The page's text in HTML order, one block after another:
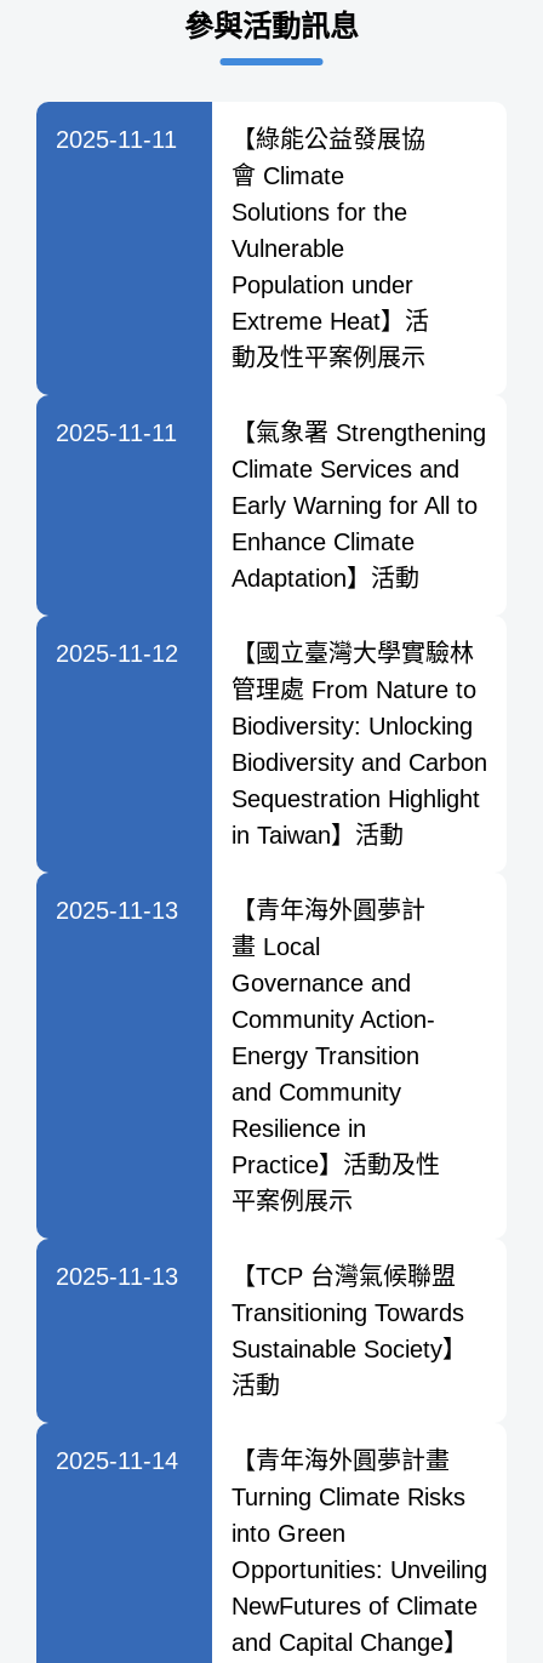
參與活動訊息
2025-11-11
【綠能公益發展協
會 Climate
Solutions for the
Vulnerable
Population under
Extreme Heat】活
動及性平案例展示
2025-11-11
【氣象署 Strengthening
Climate Services and
Early Warning for All to
Enhance Climate
Adaptation】活動
2025-11-12
【國立臺灣大學實驗林
管理處 From Nature to
Biodiversity: Unlocking
Biodiversity and Carbon
Sequestration Highlight
in Taiwan】活動
2025-11-13
【青年海外圓夢計
畫 Local
Governance and
Community Action-
Energy Transition
and Community
Resilience in
Practice】活動及性
平案例展示
2025-11-13
【TCP 台灣氣候聯盟
Transitioning Towards
Sustainable Society】
活動
2025-11-14
【青年海外圓夢計畫
Turning Climate Risks
into Green
Opportunities: Unveiling
NewFutures of Climate
and Capital Change】